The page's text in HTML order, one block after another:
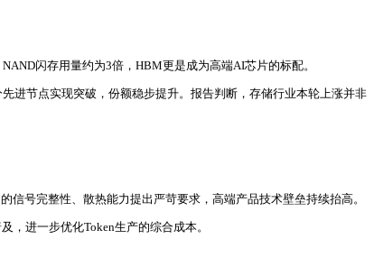
闪存用量约为3倍，HBM更是成为高端AI芯片的标配。
进节点实现突破，份额稳步提升。报告判断，存储行业本轮上涨并非
信号完整性、散热能力提出严苛要求，高端产品技术壁垒持续抬高。
，进一步优化Token生产的综合成本。